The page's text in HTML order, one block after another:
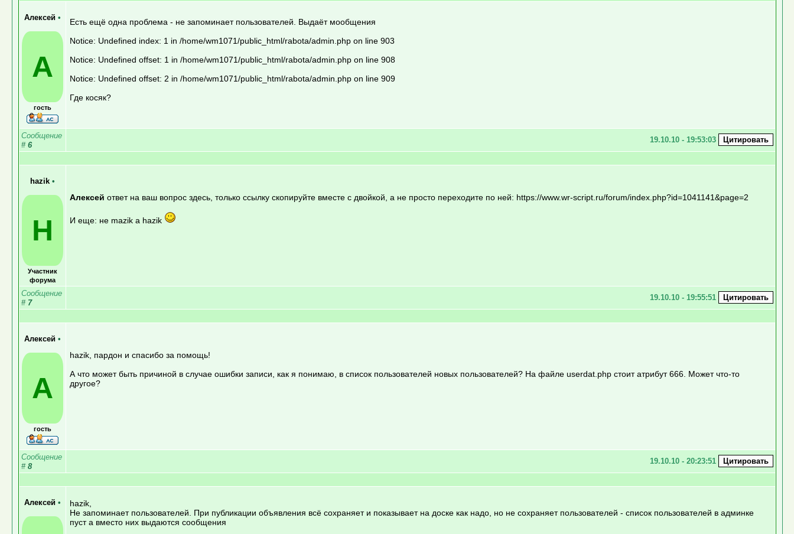
Алексей •
А
гость
Есть ещё одна проблема - не запоминает пользователей. Выдаёт мообщения
Notice: Undefined index: 1 in /home/wm1071/public_html/rabota/admin.php on line 903
Notice: Undefined offset: 1 in /home/wm1071/public_html/rabota/admin.php on line 908
Notice: Undefined offset: 2 in /home/wm1071/public_html/rabota/admin.php on line 909
Где косяк?
Сообщение
# 6
19.10.10 - 19:53:03
hazik •
H
Участник
форума
Алексей ответ на ваш вопрос здесь, только ссылку скопируйте вместе с двойкой, а не просто переходите по ней: https://www.wr-script.ru/forum/index.php?id=1041141&page=2
И еще: не mazik а hazik
Сообщение
# 7
19.10.10 - 19:55:51
Алексей •
А
гость
hazik, пардон и спасибо за помощь!
А что может быть причиной в случае ошибки записи, как я понимаю, в список пользователей новых пользователей? На файле userdat.php стоит атрибут 666. Может что-то
другое?
Сообщение
# 8
19.10.10 - 20:23:51
Алексей •
hazik,
Не запоминает пользователей. При публикации объявления всё сохраняет и показывает на доске как надо, но не сохраняет пользователей - список пользователей в админке
пуст а вместо них выдаются сообщения